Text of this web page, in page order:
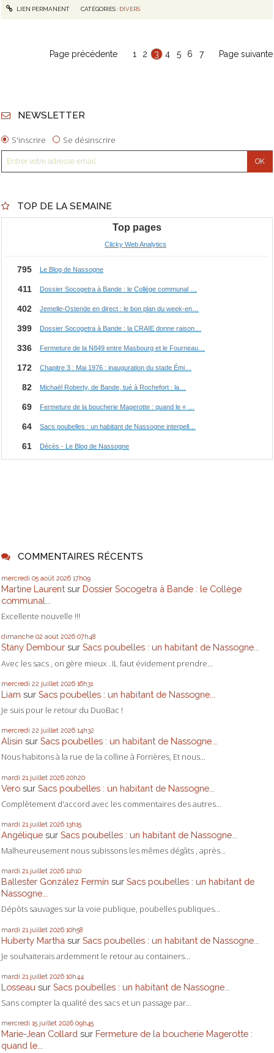
LIEN PERMANENT CATÉGORIES : DIVERS
Page précédente 1 2 3 4 5 6 7 Page suivante
NEWSLETTER
S'inscrire Se désinscrire
TOP DE LA SEMAINE
COMMENTAIRES RÉCENTS
mercredi 05 août 2026 17h09
Martine Laurent sur Dossier Socogetra à Bande : le Collège
communal...
Excellente nouvelle !!!
dimanche 02 août 2026 07h48
Stany Dembour sur Sacs poubelles : un habitant de Nassogne...
Avec les sacs , on gère mieux . IL faut évidement prendre...
mercredi 22 juillet 2026 16h31
Liam sur Sacs poubelles : un habitant de Nassogne...
Je suis pour le retour du DuoBac !
mercredi 22 juillet 2026 14h32
Alisin sur Sacs poubelles : un habitant de Nassogne...
Nous habitons à la rue de la colline à Forrières, Et nous...
mardi 21 juillet 2026 20h20
Vero sur Sacs poubelles : un habitant de Nassogne...
Complètement d'accord avec les commentaires des autres...
mardi 21 juillet 2026 13h15
Angélique sur Sacs poubelles : un habitant de Nassogne...
Malheureusement nous subissons les mêmes dégâts , après...
mardi 21 juillet 2026 11h10
Ballester González Fermín sur Sacs poubelles : un habitant de
Nassogne...
Dépôts sauvages sur la voie publique, poubelles publiques...
mardi 21 juillet 2026 10h58
Huberty Martha sur Sacs poubelles : un habitant de Nassogne...
Je souhaiterais ardemment le retour au containers...
mardi 21 juillet 2026 10h44
Losseau sur Sacs poubelles : un habitant de Nassogne...
Sans compter la qualité des sacs et un passage par...
mercredi 15 juillet 2026 09h45
Marie-Jean Collard sur Fermeture de la boucherie Magerotte :
quand le...